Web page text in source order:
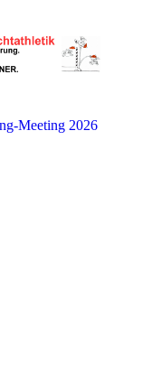
Meeting 2026